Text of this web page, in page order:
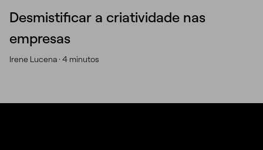
Desmistificar a criatividade nas
empresas
Irene Lucena · 4 minutos